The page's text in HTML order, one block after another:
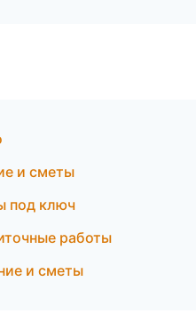
и сметы
под ключ
работы
и сметы